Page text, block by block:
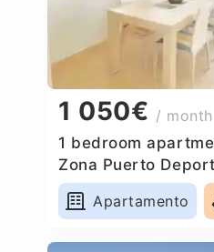
1 050€ / month
1 bedroom
Zona Puerto
Apartamento